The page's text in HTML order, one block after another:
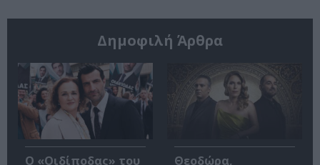
Δημοφιλή Άρθρα
O «Οιδίποδας» του
Θεοδώρα,